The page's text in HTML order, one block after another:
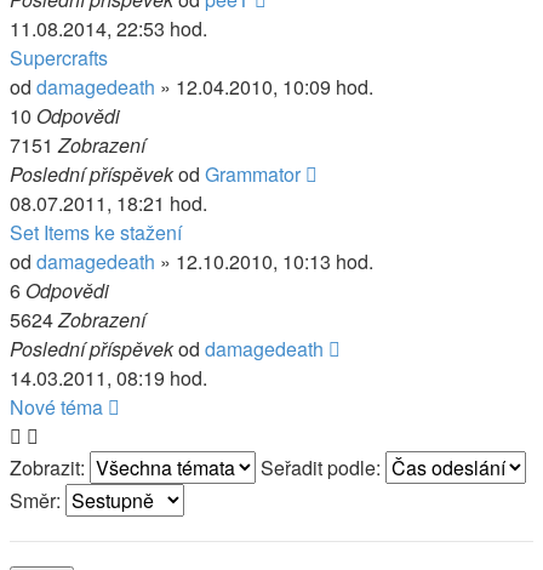
11.08.2014, 22:53 hod.
Supercrafts
od damagedeath » 12.04.2010, 10:09 hod.
10 Odpovědi
7151Zobrazení
Poslední příspěvekod Grammator
08.07.2011, 18:21 hod.
Set Items ke stažení
od damagedeath » 12.10.2010, 10:13 hod.
6 Odpovědi
5624Zobrazení
Poslední příspěvekod damagedeath
14.03.2011, 08:19 hod.
Nové téma
Zobrazit:
Seřadit podle:
Směr: